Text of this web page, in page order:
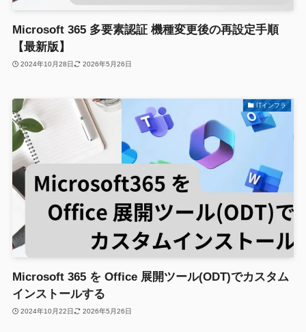
Microsoft 365 多要素認証 機種変更後の再設定手順
【最新版】
2024年10月28日 2026年5月26日
ITインフラ
Microsoft 365 を Office 展開ツール(ODT)でカスタム
インストールする
2024年10月22日 2026年5月26日